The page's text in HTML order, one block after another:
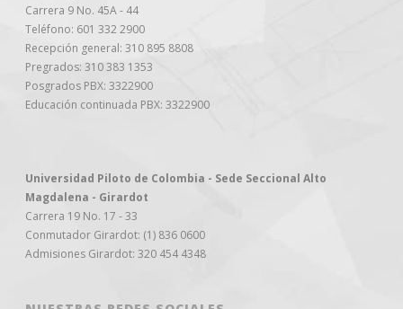
Carrera 9 No. 45A - 44
Teléfono: 601 332 2900
Recepción general: 310 895 8808
Pregrados: 310 383 1353
Posgrados PBX: 3322900
Educación continuada PBX: 3322900
Universidad Piloto de Colombia - Sede Seccional Alto
Magdalena - Girardot
Carrera 19 No. 17 - 33
Conmutador Girardot: (1) 836 0600
Admisiones Girardot: 320 454 4348